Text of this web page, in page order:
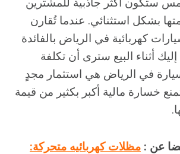
بشكل استثنائي. عندما تُقارن
كهربائية في الرياض بالفائدة
أثناء البيع سترى أن تكلفة
في الرياض هي استثمار مجدٍ
خسارة مالية أكبر بكثير من قيمة
عن : مظلات كهربائيه متحركة: